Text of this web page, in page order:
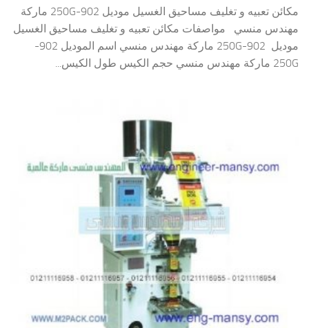
مكائن تعبيه و تغليف مساحيق الغسيل موديل 902-250G ماركة
مهندس منسي مواصفات مكائن تعبيه و تغليف مساحيق الغسيل
موديل 902-250G ماركة مهندس منسي اسم الموديل 902-
250G ماركة مهندس منسي حجم الكيس طول الكيس...